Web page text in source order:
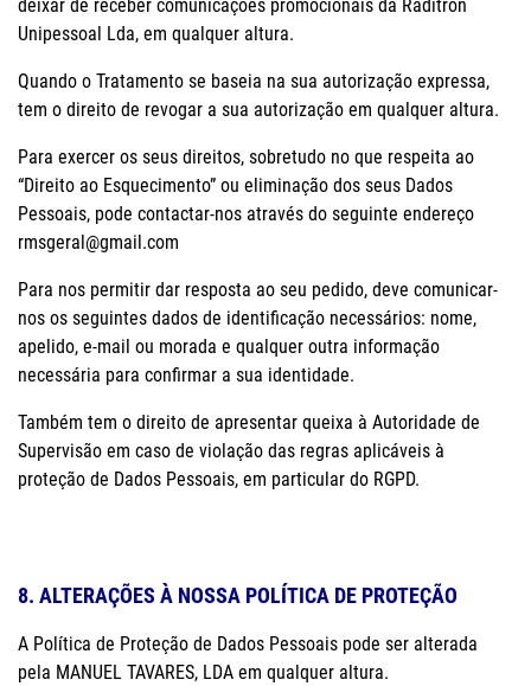
deixar de receber comunicações promocionais da Raditron
Unipessoal Lda, em qualquer altura.
Quando o Tratamento se baseia na sua autorização expressa,
tem o direito de revogar a sua autorização em qualquer altura.
Para exercer os seus direitos, sobretudo no que respeita ao
“Direito ao Esquecimento” ou eliminação dos seus Dados
Pessoais, pode contactar-nos através do seguinte endereço
rmsgeral@gmail.com
Para nos permitir dar resposta ao seu pedido, deve comunicar-
nos os seguintes dados de identificação necessários: nome,
apelido, e-mail ou morada e qualquer outra informação
necessária para confirmar a sua identidade.
Também tem o direito de apresentar queixa à Autoridade de
Supervisão em caso de violação das regras aplicáveis à
proteção de Dados Pessoais, em particular do RGPD.
8. ALTERAÇÕES À NOSSA POLÍTICA DE PROTEÇÃO
A Política de Proteção de Dados Pessoais pode ser alterada
pela MANUEL TAVARES, LDA em qualquer altura.